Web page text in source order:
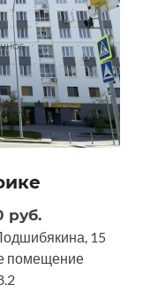
руб.
15
помещение